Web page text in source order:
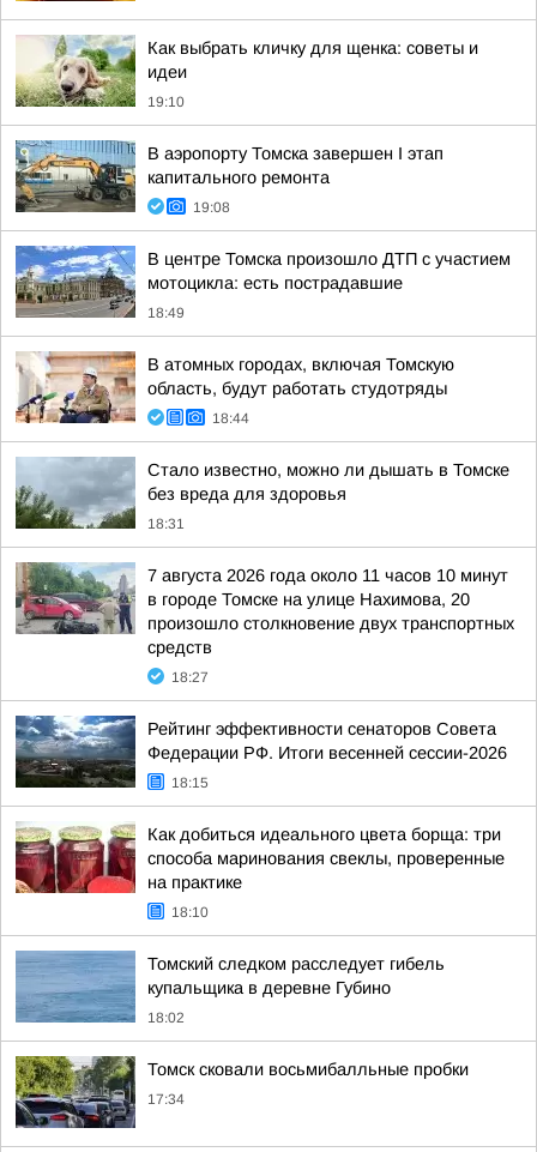
Как выбрать кличку для щенка: советы и
идеи
19:10
В аэропорту Томска завершен I этап
капитального ремонта
19:08
В центре Томска произошло ДТП с участием
мотоцикла: есть пострадавшие
18:49
В атомных городах, включая Томскую
область, будут работать студотряды
18:44
Стало известно, можно ли дышать в Томске
без вреда для здоровья
18:31
7 августа 2026 года около 11 часов 10 минут
в городе Томске на улице Нахимова, 20
произошло столкновение двух транспортных
средств
18:27
Рейтинг эффективности сенаторов Совета
Федерации РФ. Итоги весенней сессии-2026
18:15
Как добиться идеального цвета борща: три
способа маринования свеклы, проверенные
на практике
18:10
Томский следком расследует гибель
купальщика в деревне Губино
18:02
Томск сковали восьмибалльные пробки
17:34